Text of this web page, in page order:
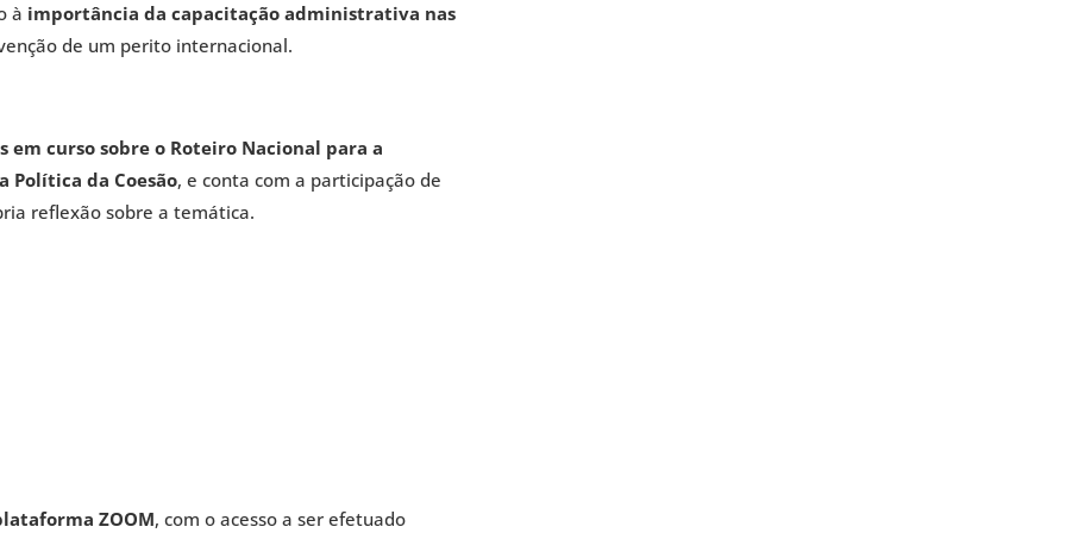
à importância da capacitação administrativa nas
de um perito internacional.
em curso sobre o Roteiro Nacional para a
Política da Coesão, e conta com a participação de
reflexão sobre a temática.
ZOOM, com o acesso a ser efetuado